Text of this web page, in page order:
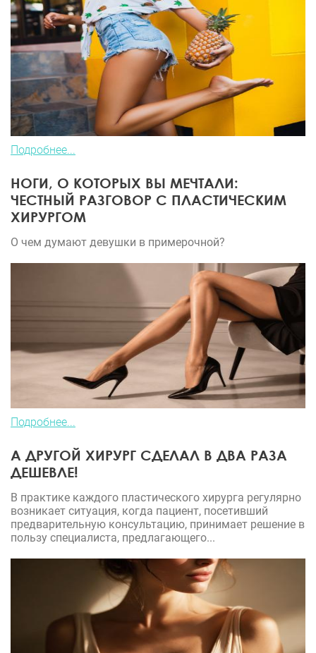
Подробнее...
НОГИ, О КОТОРЫХ ВЫ МЕЧТАЛИ:
ЧЕСТНЫЙ РАЗГОВОР С ПЛАСТИЧЕСКИМ
ХИРУРГОМ
О чем думают девушки в примерочной?
Подробнее...
А ДРУГОЙ ХИРУРГ СДЕЛАЛ В ДВА РАЗА
ДЕШЕВЛЕ!
В практике каждого пластического хирурга регулярно
возникает ситуация, когда пациент, посетивший
предварительную консультацию, принимает решение в
пользу специалиста, предлагающего...